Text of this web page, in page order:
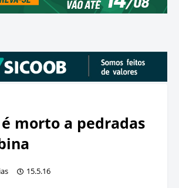
morto a pedradas
15.5.16